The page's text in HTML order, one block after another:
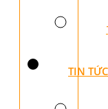
TIN TỨC